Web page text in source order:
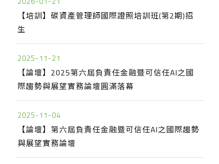
【培訓】碳資產管理師國際證照培訓班(第2期)招
生
2025-11-21
【論壇】2025第六屆負責任金融暨可信任AI之國
際趨勢與展望實務論壇圓滿落幕
2025-11-04
【論壇】第六屆負責任金融暨可信任AI之國際趨勢
與展望實務論壇